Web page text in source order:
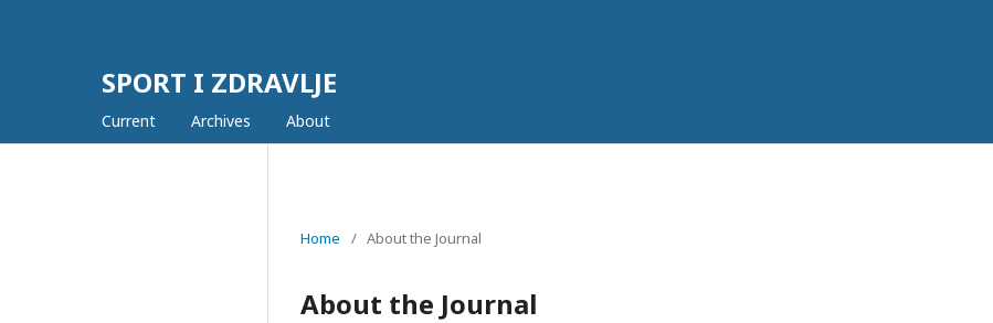
SPORT I ZDRAVLJE
Current Archives About
Home / About the Journal
About the Journal